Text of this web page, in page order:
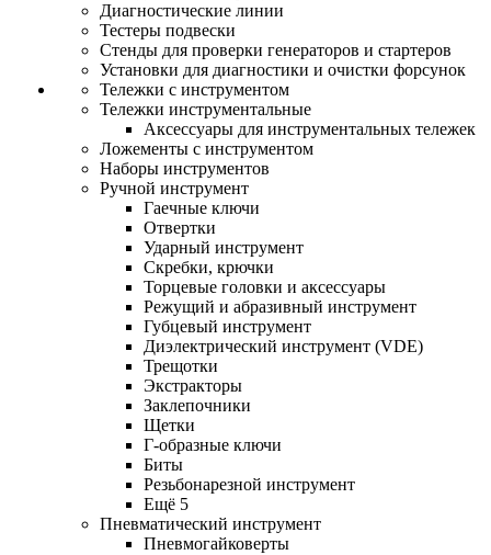
Диагностические линии
Тестеры подвески
Стенды для проверки генераторов и стартеров
Установки для диагностики и очистки форсунок
Тележки с инструментом
Тележки инструментальные
Аксессуары для инструментальных тележек
Ложементы с инструментом
Наборы инструментов
Ручной инструмент
Гаечные ключи
Отвертки
Ударный инструмент
Скребки, крючки
Торцевые головки и аксессуары
Режущий и абразивный инструмент
Губцевый инструмент
Диэлектрический инструмент (VDE)
Трещотки
Экстракторы
Заклепочники
Щетки
Г-образные ключи
Биты
Резьбонарезной инструмент
Ещё 5
Пневматический инструмент
Пневмогайковерты